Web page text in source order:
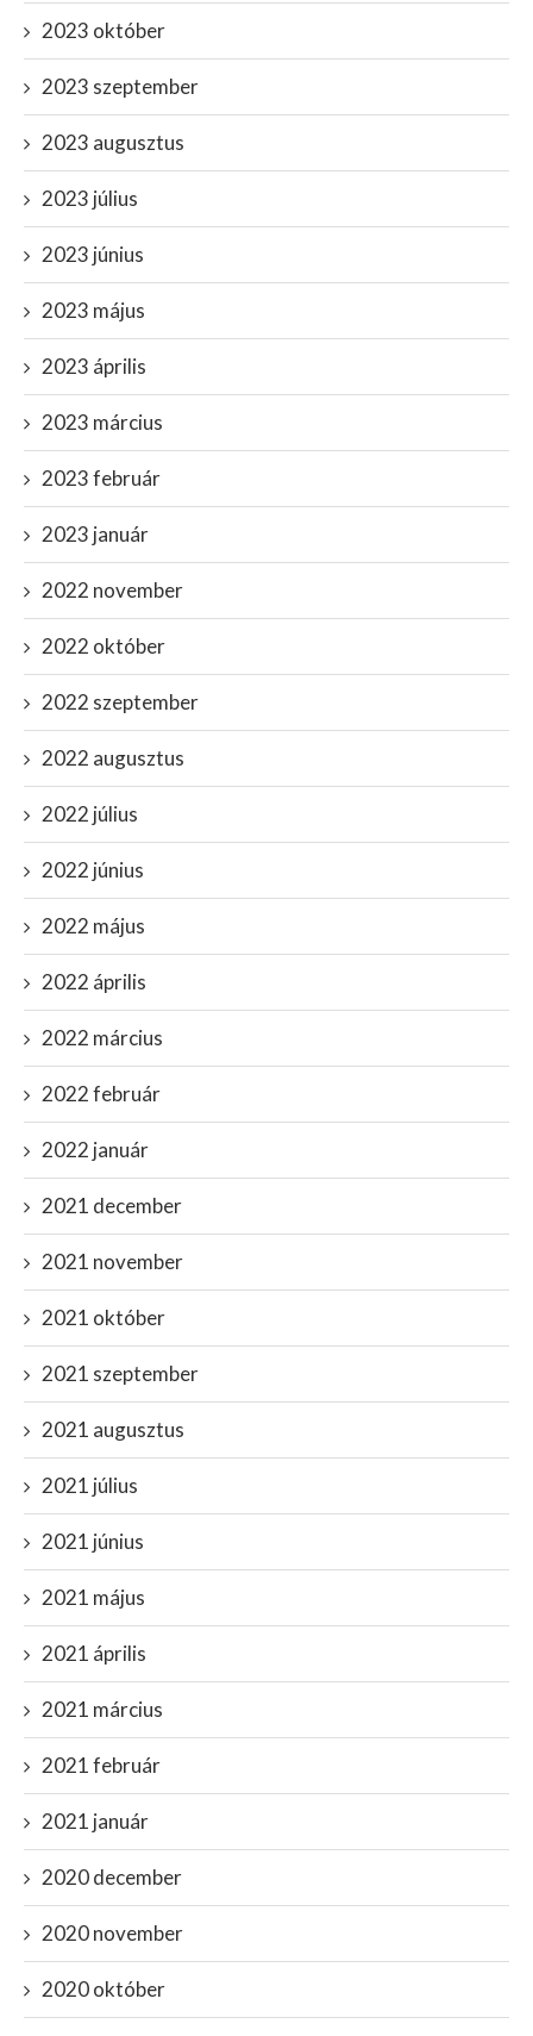
2023 október
2023 szeptember
2023 augusztus
2023 július
2023 június
2023 május
2023 április
2023 március
2023 február
2023 január
2022 november
2022 október
2022 szeptember
2022 augusztus
2022 július
2022 június
2022 május
2022 április
2022 március
2022 február
2022 január
2021 december
2021 november
2021 október
2021 szeptember
2021 augusztus
2021 július
2021 június
2021 május
2021 április
2021 március
2021 február
2021 január
2020 december
2020 november
2020 október